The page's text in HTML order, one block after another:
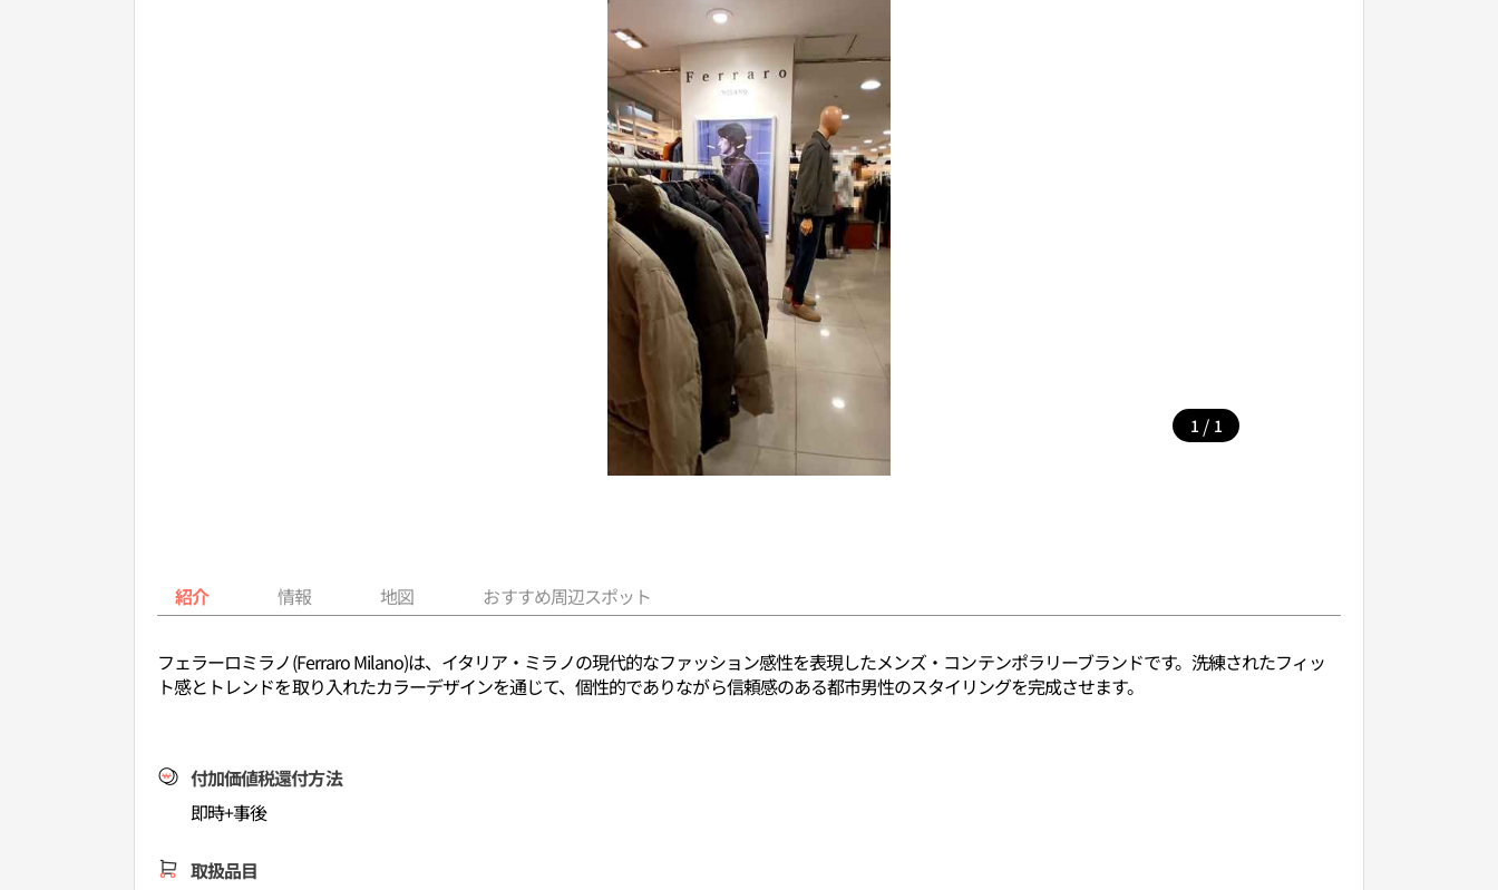
1 / 1
紹介 情報 地図 おすすめ周辺スポット
フェラーロミラノ(Ferraro Milano)は、イタリア・ミラノの現代的なファッション感性を表現したメンズ・コンテンポラリーブランドです。洗練されたフィッ
ト感とトレンドを取り入れたカラーデザインを通じて、個性的でありながら信頼感のある都市男性のスタイリングを完成させます。
付加価値税還付方法
即時+事後
取扱品目